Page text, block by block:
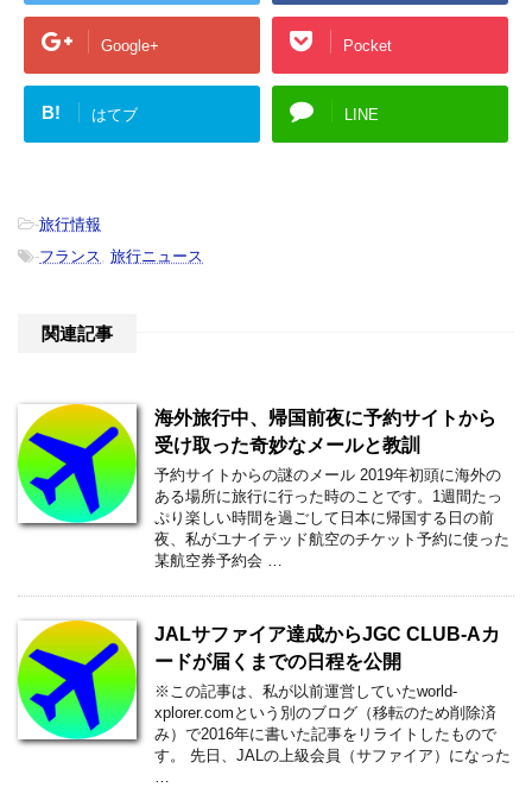
Google+ Pocket
B! はてブ LINE
-旅行情報
-フランス, 旅行ニュース
関連記事
海外旅行中、帰国前夜に予約サイトから
受け取った奇妙なメールと教訓
予約サイトからの謎のメール 2019年初頭に海外の
ある場所に旅行に行った時のことです。1週間たっ
ぷり楽しい時間を過ごして日本に帰国する日の前
夜、私がユナイテッド航空のチケット予約に使った
某航空券予約会 …
JALサファイア達成からJGC CLUB-Aカ
ードが届くまでの日程を公開
※この記事は、私が以前運営していたworld-
xplorer.comという別のブログ（移転のため削除済
み）で2016年に書いた記事をリライトしたもので
す。 先日、JALの上級会員（サファイア）になった
…